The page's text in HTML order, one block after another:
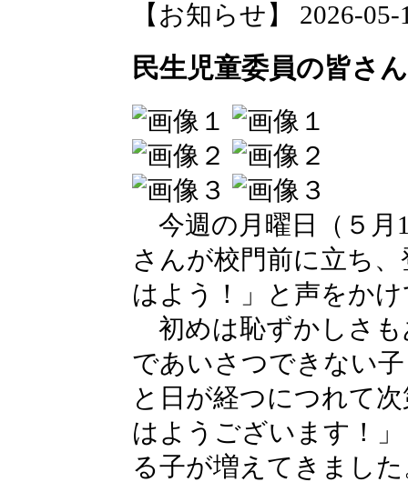
【お知らせ】 2026-
民生児童委員の皆さ
今週の月曜日（５月
さんが校門前に立ち
はよう！」と声をか
初めは恥ずかしさも
であいさつできない
と日が経つにつれて
はようございます！
る子が増えてきまし